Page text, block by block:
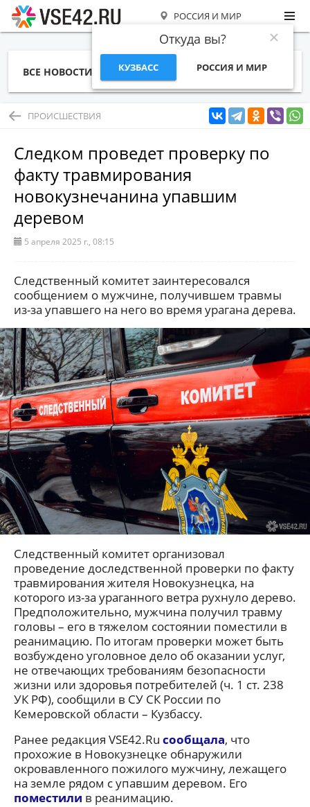
РОССИЯ И МИР
Откуда вы?
КУЗБАСС РОССИЯ И МИР
ВСЕ НОВОСТИ СТАТЬИ ТЕМЫ ФОТО
ПРОИСШЕСТВИЯ
Следком проведет проверку по
факту травмирования
новокузнечанина упавшим
деревом
5 апреля 2025 г., 08:15
Следственный комитет заинтересовался
сообщением о мужчине, получившем травмы
из-за упавшего на него во время урагана дерева.
Следственный комитет организовал
проведение доследственной проверки по факту
травмирования жителя Новокузнецка, на
которого из-за ураганного ветра рухнуло дерево.
Предположительно, мужчина получил травму
головы – его в тяжелом состоянии поместили в
реанимацию. По итогам проверки может быть
возбуждено уголовное дело об оказании услуг,
не отвечающих требованиям безопасности
жизни или здоровья потребителей (ч. 1 ст. 238
УК РФ), сообщили в СУ СК России по
Кемеровской области – Кузбассу.
Ранее редакция VSE42.Ru сообщала, что
прохожие в Новокузнецке обнаружили
окровавленного пожилого мужчину, лежащего
на земле рядом с упавшим деревом. Его
поместили в реанимацию.